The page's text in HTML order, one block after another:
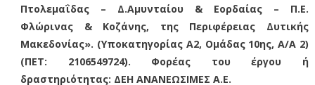
Πτολεμαΐδας – Δ.Αμυνταίου & Εορδαίας – Π.Ε.
Φλώρινας & Κοζάνης, της Περιφέρειας Δυτικής
Μακεδονίας». (Υποκατηγορίας Α2, Ομάδας 10ης, Α/Α 2)
(ΠΕΤ: 2106549724). Φορέας του έργου ή
δραστηριότητας: ΔΕΗ ΑΝΑΝΕΩΣΙΜΕΣ Α.Ε.